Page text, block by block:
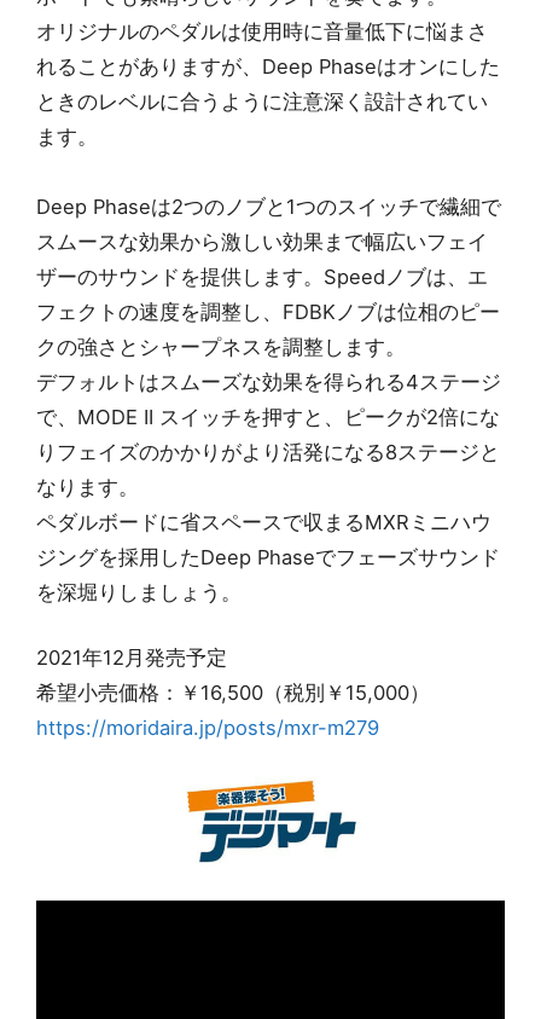
オリジナルのペダルは使用時に音量低下に悩まさ
れることがありますが、Deep Phaseはオンにした
ときのレベルに合うように注意深く設計されてい
ます。
Deep Phaseは2つのノブと1つのスイッチで繊細で
スムースな効果から激しい効果まで幅広いフェイ
ザーのサウンドを提供します。Speedノブは、エ
フェクトの速度を調整し、FDBKノブは位相のピー
クの強さとシャープネスを調整します。
デフォルトはスムーズな効果を得られる4ステージ
で、MODE II スイッチを押すと、ピークが2倍にな
りフェイズのかかりがより活発になる8ステージと
なります。
ペダルボードに省スペースで収まるMXRミニハウ
ジングを採用したDeep Phaseでフェーズサウンド
を深堀りしましょう。
2021年12月発売予定
希望小売価格：￥16,500（税別￥15,000）
https://moridaira.jp/posts/mxr-m279